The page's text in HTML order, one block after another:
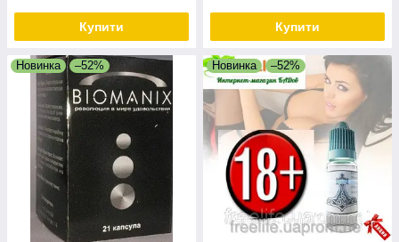
Купити Купити
Новинка –52% Новинка –52%